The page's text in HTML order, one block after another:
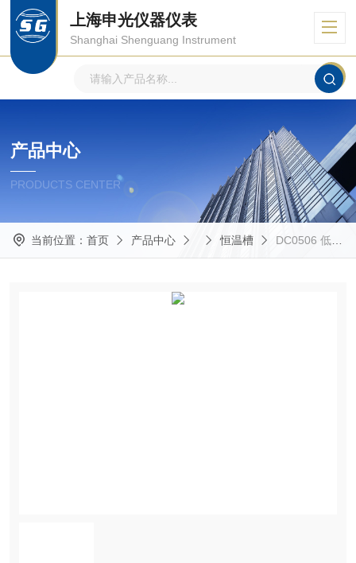
上海申光仪器仪表
Shanghai Shenguang Instrument
产品中心
PRODUCTS CENTER
当前位置： 首页 产品中心 恒温槽 DC0506 低温恒温水槽